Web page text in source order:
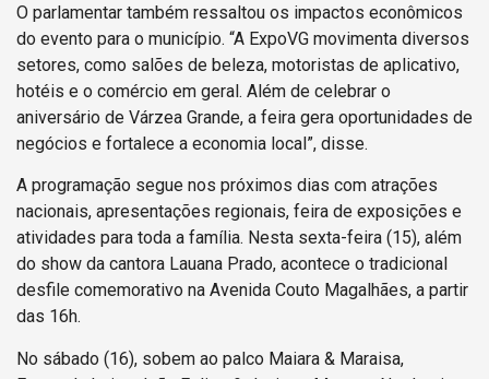
O parlamentar também ressaltou os impactos econômicos
do evento para o município. “A ExpoVG movimenta diversos
setores, como salões de beleza, motoristas de aplicativo,
hotéis e o comércio em geral. Além de celebrar o
aniversário de Várzea Grande, a feira gera oportunidades de
negócios e fortalece a economia local”, disse.
A programação segue nos próximos dias com atrações
nacionais, apresentações regionais, feira de exposições e
atividades para toda a família. Nesta sexta-feira (15), além
do show da cantora Lauana Prado, acontece o tradicional
desfile comemorativo na Avenida Couto Magalhães, a partir
das 16h.
No sábado (16), sobem ao palco Maiara & Maraisa,